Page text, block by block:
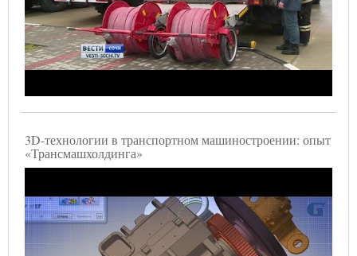
3D-технологии в транспортном машиностроении: опыт
«Трансмашхолдинга»